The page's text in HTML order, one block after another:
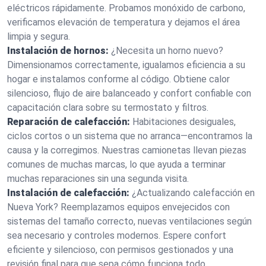
eléctricos rápidamente. Probamos monóxido de carbono,
verificamos elevación de temperatura y dejamos el área
limpia y segura.
Instalación de hornos: ¿Necesita un horno nuevo?
Dimensionamos correctamente, igualamos eficiencia a su
hogar e instalamos conforme al código. Obtiene calor
silencioso, flujo de aire balanceado y confort confiable con
capacitación clara sobre su termostato y filtros.
Reparación de calefacción: Habitaciones desiguales,
ciclos cortos o un sistema que no arranca—encontramos la
causa y la corregimos. Nuestras camionetas llevan piezas
comunes de muchas marcas, lo que ayuda a terminar
muchas reparaciones sin una segunda visita.
Instalación de calefacción: ¿Actualizando calefacción en
Nueva York? Reemplazamos equipos envejecidos con
sistemas del tamaño correcto, nuevas ventilaciones según
sea necesario y controles modernos. Espere confort
eficiente y silencioso, con permisos gestionados y una